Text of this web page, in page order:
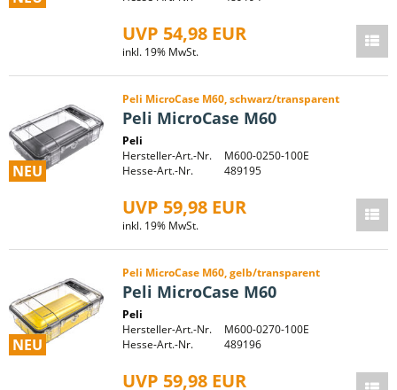
UVP 54,98 EUR
inkl. 19% MwSt.
NEU
Peli MicroCase M60, schwarz/transparent
Peli MicroCase M60
Peli
Hersteller-Art.-Nr.
M600-0250-100E
Hesse-Art.-Nr.
489195
UVP 59,98 EUR
inkl. 19% MwSt.
NEU
Peli MicroCase M60, gelb/transparent
Peli MicroCase M60
Peli
Hersteller-Art.-Nr.
M600-0270-100E
Hesse-Art.-Nr.
489196
UVP 59,98 EUR